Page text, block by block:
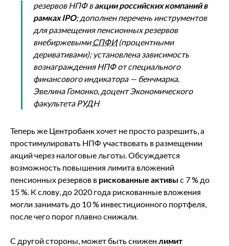
резервов НПФ вакции российских компаний в
рамках IPO; дополнен перечень инструментов
для размещения пенсионных резервов
внебиржевыми СПФИ(процентными
деривативами); установлена зависимость
вознаграждения НПФ от специального
финансового индикатора — бенчмарка.
Эвелина Гомонко, доцент Экономического
факультета РУДН
Теперь же Центробанк хочет не просто разрешить, а
простимулировать НПФ участвовать в размещении
акций через налоговые льготы. Обсуждается
возможность повышения лимита вложений
пенсионных резервов в рискованные активы с 7 % до
15 %. К слову, до 2020 года рискованные вложения
могли занимать до 10 % инвестиционного портфеля,
после чего порог плавно снижали.
С другой стороны, может быть снижен лимит